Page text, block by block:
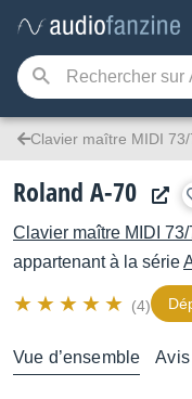
Clavier maître MIDI
Roland A-70
Clavier maître MIDI
appartenant à la série
(4)
Vue d’ensemble Avis